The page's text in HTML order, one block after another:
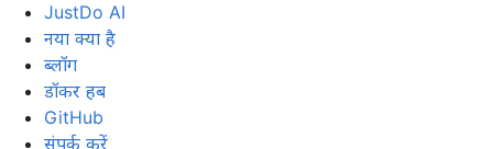
JustDo AI
नया क्या है
ब्लॉग
डॉकर हब
GitHub
संपर्क करें